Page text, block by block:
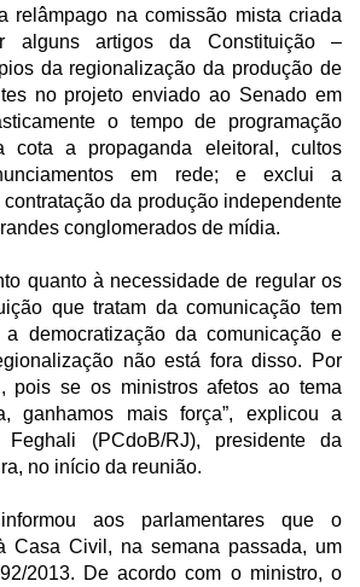
relâmpago na comissão mista criada
alguns artigos da Constituição –
da regionalização da produção de
no projeto enviado ao Senado em
o tempo de programação
cota a propaganda eleitoral, cultos
em rede; e exclui a
da produção independente
conglomerados de mídia.
quanto à necessidade de regular os
que tratam da comunicação tem
democratização da comunicação e
não está fora disso. Por
pois se os ministros afetos ao tema
ganhamos mais força”, explicou a
Feghali (PCdoB/RJ), presidente da
no início da reunião.
aos parlamentares que o
Casa Civil, na semana passada, um
2013. De acordo com o ministro, o